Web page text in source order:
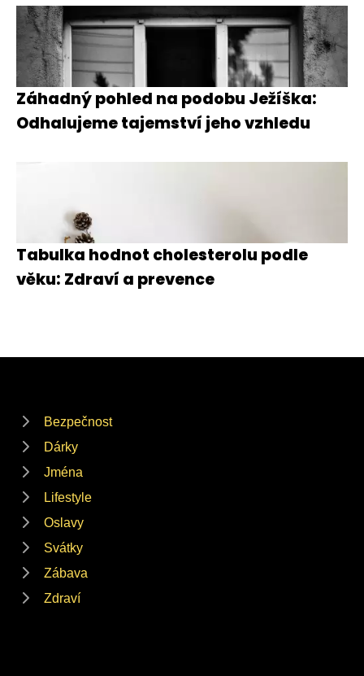
Záhadný pohled na podobu Ježíška:
Odhalujeme tajemství jeho vzhledu
Tabulka hodnot cholesterolu podle
věku: Zdraví a prevence
Bezpečnost
Dárky
Jména
Lifestyle
Oslavy
Svátky
Zábava
Zdraví